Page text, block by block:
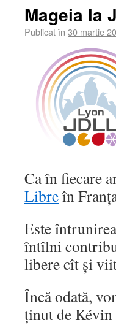
Mageia la
Publicat în 30 martie
Ca în fiecare
Libreîn
Este
întîlni
libere cît și
Încă odată,
ținut de Kévin